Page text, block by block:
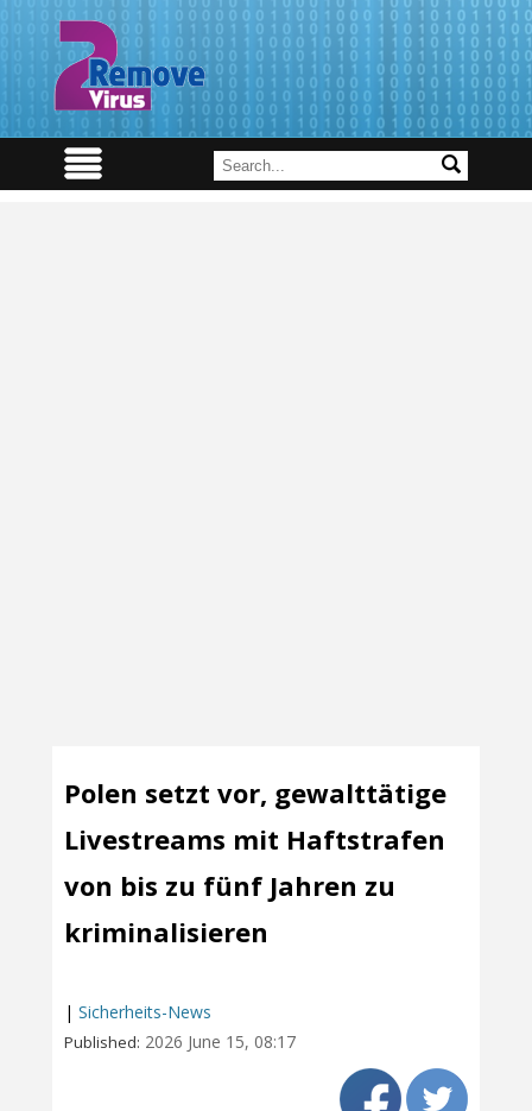
Polen setzt vor, gewalttätige
Livestreams mit Haftstrafen
von bis zu fünf Jahren zu
kriminalisieren
| Sicherheits-News
Published: 2026 June 15, 08:17